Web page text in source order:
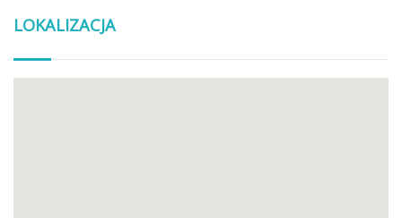
LOKALIZACJA